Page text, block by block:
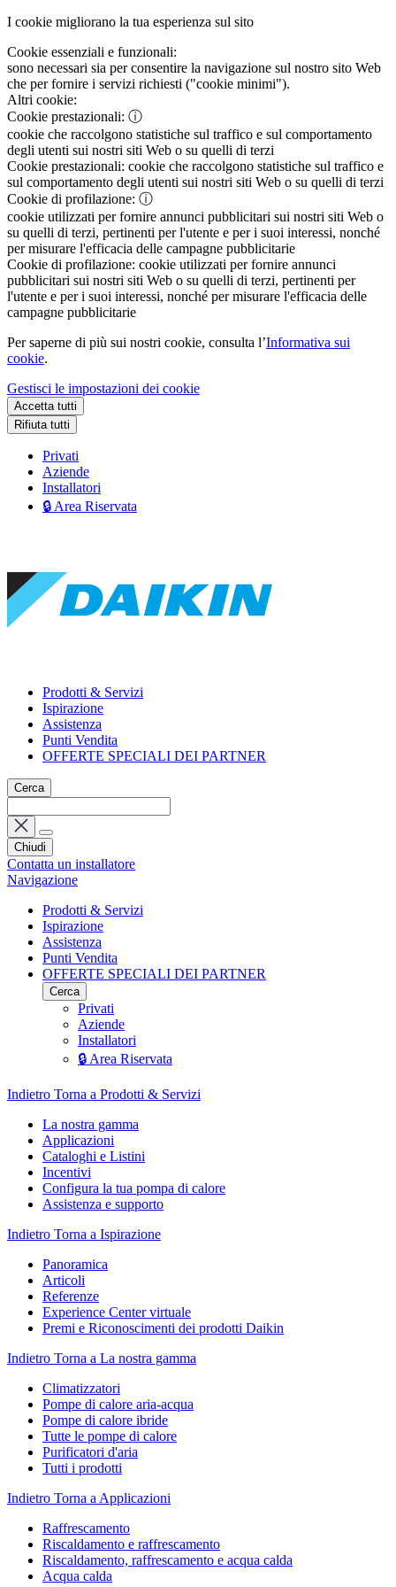
I cookie migliorano la tua esperienza sul sito
Cookie essenziali e funzionali:
sono necessari sia per consentire la navigazione sul nostro sito Web
che per fornire i servizi richiesti ("cookie minimi").
Altri cookie:
Cookie prestazionali: ⓘ
cookie che raccolgono statistiche sul traffico e sul comportamento
degli utenti sui nostri siti Web o su quelli di terzi
Cookie prestazionali: cookie che raccolgono statistiche sul traffico e
sul comportamento degli utenti sui nostri siti Web o su quelli di terzi
Cookie di profilazione: ⓘ
cookie utilizzati per fornire annunci pubblicitari sui nostri siti Web o
su quelli di terzi, pertinenti per l'utente e per i suoi interessi, nonché
per misurare l'efficacia delle campagne pubblicitarie
Cookie di profilazione: cookie utilizzati per fornire annunci
pubblicitari sui nostri siti Web o su quelli di terzi, pertinenti per
l'utente e per i suoi interessi, nonché per misurare l'efficacia delle
campagne pubblicitarie
Per saperne di più sui nostri cookie, consulta l’Informativa sui
cookie.
Gestisci le impostazioni dei cookie
Accetta tutti
Rifiuta tutti
Privati
Aziende
Installatori
🔒 Area Riservata
Prodotti & Servizi
Ispirazione
Assistenza
Punti Vendita
OFFERTE SPECIALI DEI PARTNER
Cerca
Chiudi
Contatta un installatore
Navigazione
Prodotti & Servizi
Ispirazione
Assistenza
Punti Vendita
OFFERTE SPECIALI DEI PARTNER
Cerca
Privati
Aziende
Installatori
🔒 Area Riservata
Indietro Torna a Prodotti & Servizi
La nostra gamma
Applicazioni
Cataloghi e Listini
Incentivi
Configura la tua pompa di calore
Assistenza e supporto
Indietro Torna a Ispirazione
Panoramica
Articoli
Referenze
Experience Center virtuale
Premi e Riconoscimenti dei prodotti Daikin
Indietro Torna a La nostra gamma
Climatizzatori
Pompe di calore aria-acqua
Pompe di calore ibride
Tutte le pompe di calore
Purificatori d'aria
Tutti i prodotti
Indietro Torna a Applicazioni
Raffrescamento
Riscaldamento e raffrescamento
Riscaldamento, raffrescamento e acqua calda
Acqua calda